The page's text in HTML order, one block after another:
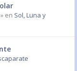
en Sol, Luna y